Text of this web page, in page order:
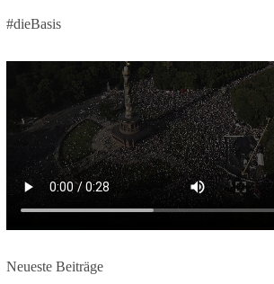
Revanchismus!“
👉 Hier geht es zum vollständigen Video:
https://www.youtube.com/live/a9hOswSNg4I?
si=2b_C6GgNY9EB-rXw
🟩🟩🟦🟦🟥🟥🟧🟧
#dieBasis #frieden
#dieBasis
Neueste Beiträge